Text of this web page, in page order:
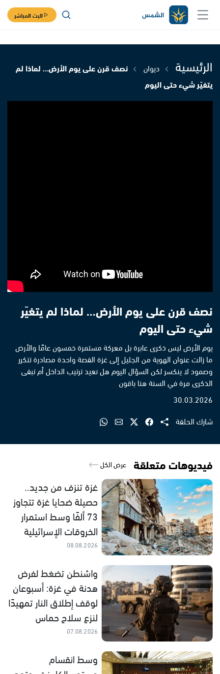
البث المباشر
الرئيسية ديوان
نصف قرن على يوم الأرض… لماذا لم
يتغيّر شيء حتى اليوم
نصف قرن على يوم الأرض… لماذا لم يتغيّر
شيء حتى اليوم
يوم الأرض ليس ذكرى عابرة بل معركة مستمرة خمسون عامًا والأرض
ما زالت عنوان الهوية من الجليل إلى غزة القصة واحدة مصادرة تتكرر
وصمود لا ينكسر لكن السؤال اليوم هل نعيد ترتيب الداخل أم تبقى
الذكرى مرة في السنة هنا باقون
30.03.2026
شارك الحلقة
فيديوهات متعلقة عرض الكل
غزة تنزف من جديد..
حصيلة ضحايا غزة تتجاوز
73 ألفًا وسط استمرار
الخروقات الإسرائيلية
08.08.2026
واشنطن تضغط لفرض
هدنة في غزة: أسبوعان
لوقف إطلاق النار تمهيدًا
لنزع سلاح حماس
07.08.2026
وسط انقسام